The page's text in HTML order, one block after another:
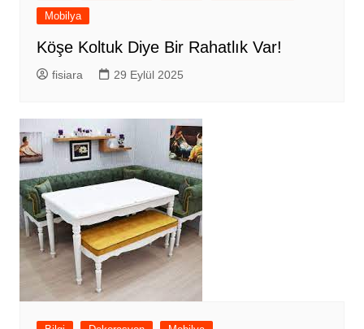
Mobilya
Köşe Koltuk Diye Bir Rahatlık Var!
fisiara 29 Eylül 2025